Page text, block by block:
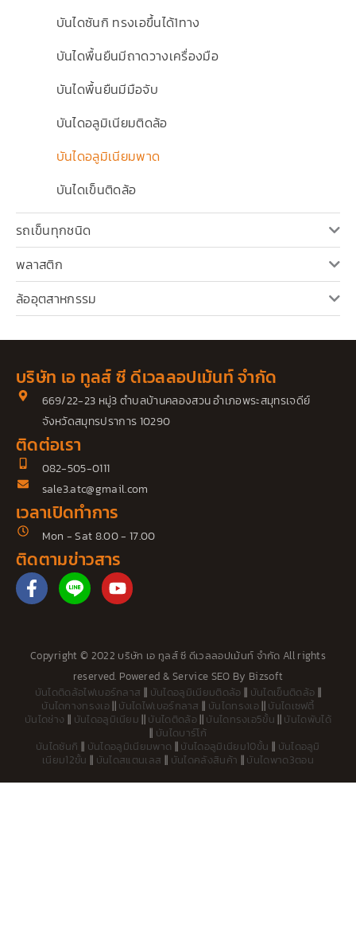
บันไดซันกิ ทรงเอขึ้นได้1ทาง
บันไดพื้นยืนมีถาดวางเครื่องมือ
บันไดพื้นยืนมีมือจับ
บันไดอลูมิเนียมติดล้อ
บันไดอลูมิเนียมพาด
บันไดเข็นติดล้อ
รถเข็นทุกชนิด
พลาสติก
ล้ออุตสาหกรรม
บริษัท เอ ทูลส์ ซี ดีเวลลอปเม้นท์ จำกัด
669/22-23 หมู่3 ตำบลบ้านคลองสวน อำเภอพระสมุทรเจดีย์
จังหวัดสมุทรปราการ 10290
ติดต่อเรา
082-505-0111
sale3.atc@gmail.com
เวลาเปิดทำการ
Mon - Sat 8.00 - 17.00
ติดตามข่าวสาร
F
a
b
o
o
k
-
f
Y
o
u
b
e
Copyright © 2022 บริษัท เอ ทูลส์ ซี ดีเวลลอปเม้นท์ จำกัด All rights
reserved. Powered &Service SEO By Bizsoft
บันไดติดล้อไฟเบอร์กลาส || บันไดอลูมิเนียมติดล้อ || บันไดเข็นติดล้อ ||
บันไดกางทรงเอ|| บันไดไฟเบอร์กลาส || บันไดทรงเอ|| บันไดเซฟตี้
บันไดช่าง || บันไดอลูมิเนียม || บันไดติดล้อ|| บันไดทรงเอ5ขั้น || บันไดพับได้
|| บันไดบาร์โก้
บันไดซันกิ || บันไดอลูมิเนียมพาด || บันไดอลูมิเนียม10ขั้น || บันไดอลูมิ
เนียม12ขั้น || บันไดสแตนเลส || บันไดคลังสินค้า || บันไดพาด3ตอน